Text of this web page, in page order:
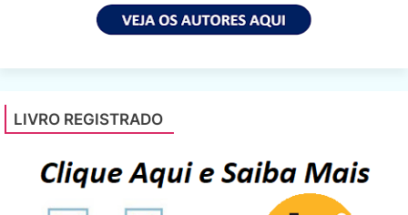
LIVRO REGISTRADO